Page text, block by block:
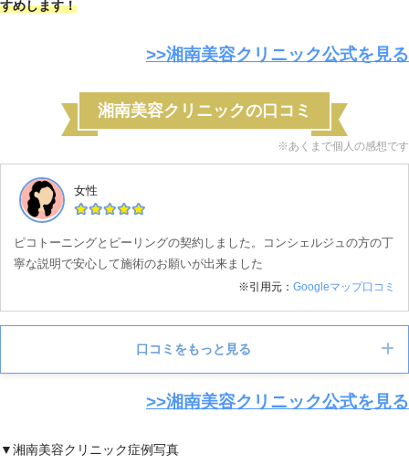
すめします！
>>湘南美容クリニック公式を見る
湘南美容クリニックの口コミ
※あくまで個人の感想です
女性
ピコトーニングとピーリングの契約しました。コンシェルジュの方の丁
寧な説明で安心して施術のお願いが出来ました
※引用元： Googleマップ口コミ
口コミをもっと見る
>>湘南美容クリニック公式を見る
▼湘南美容クリニック症例写真